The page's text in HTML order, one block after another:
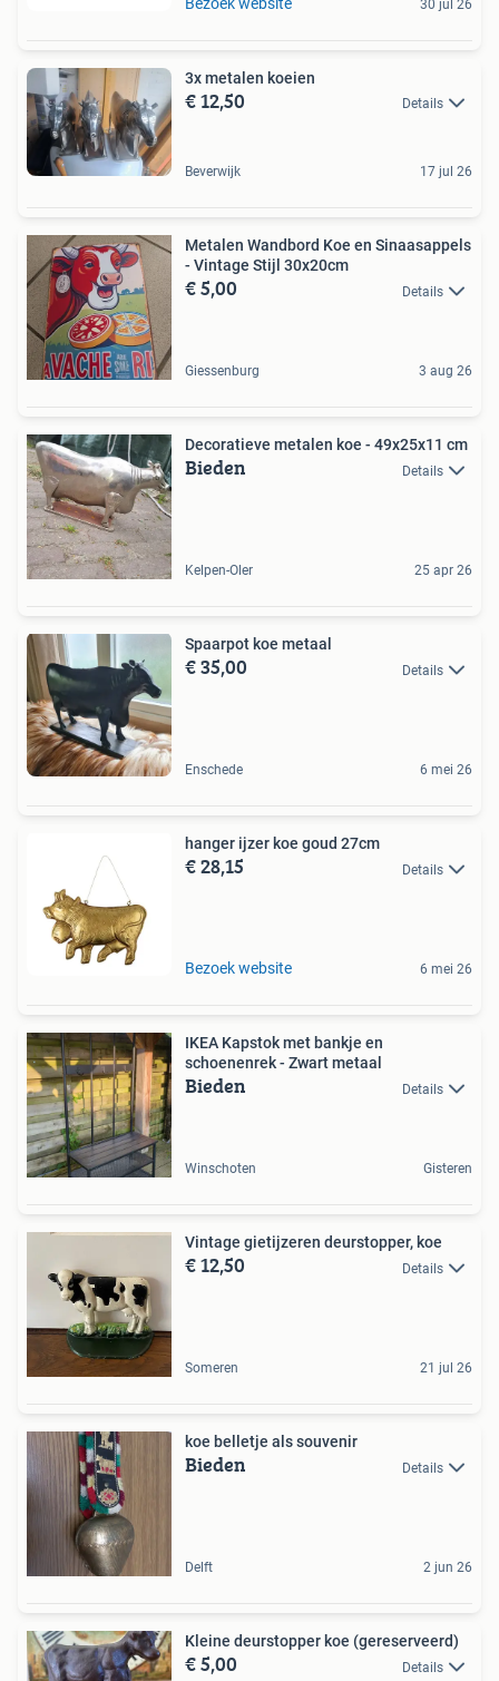
30 jul 26
3x metalen koeien
€ 12,50 Details
Beverwijk 17 jul 26
Metalen Wandbord Koe en Sinaasappels
- Vintage Stijl 30x20cm
€ 5,00 Details
Giessenburg 3 aug 26
Decoratieve metalen koe - 49x25x11 cm
Bieden Details
Kelpen-Oler 25 apr 26
Spaarpot koe metaal
€ 35,00 Details
Enschede 6 mei 26
hanger ijzer koe goud 27cm
€ 28,15 Details
Bezoek website 6 mei 26
IKEA Kapstok met bankje en
schoenenrek - Zwart metaal
Bieden Details
Winschoten Gisteren
Vintage gietijzeren deurstopper, koe
€ 12,50 Details
Someren 21 jul 26
koe belletje als souvenir
Bieden Details
Delft 2 jun 26
Kleine deurstopper koe (gereserveerd)
€ 5,00 Details